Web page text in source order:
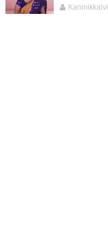
Kaninikkalvi